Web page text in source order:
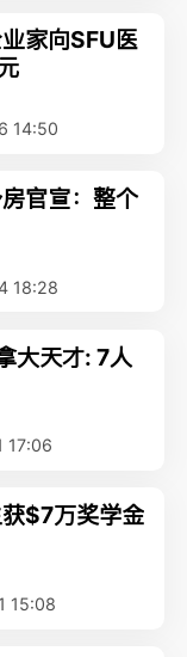
家向SFU医
14:50
官宣：整个
18:28
大天才: 7人
17:06
$7万奖学金
15:08